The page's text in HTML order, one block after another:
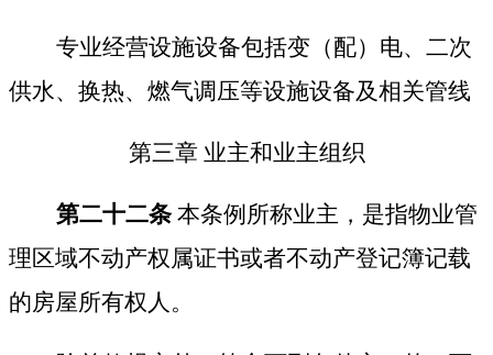
专业经营设施设备包括变（配）电、二次
供水、换热、燃气调压等设施设备及相关管线
第三章 业主和业主组织
第二十二条 本条例所称业主，是指物业管
理区域不动产权属证书或者不动产登记簿记载
的房屋所有权人。